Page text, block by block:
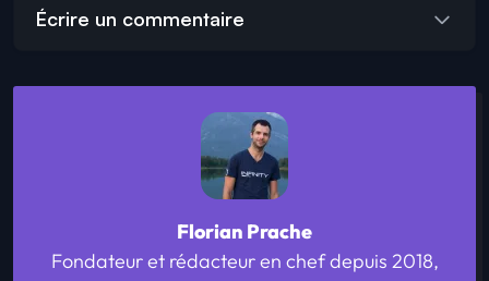
Écrire un commentaire
Florian Prache
Fondateur et rédacteur en chef depuis 2018,